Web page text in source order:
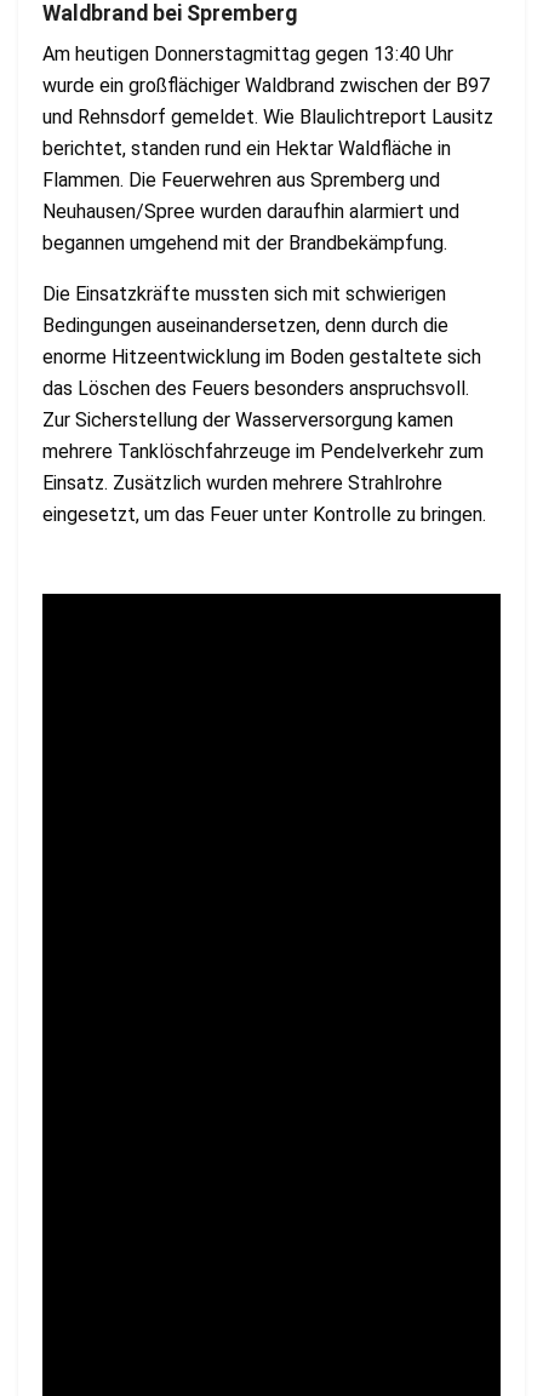
Waldbrand bei Spremberg
Am heutigen Donnerstagmittag gegen 13:40 Uhr
wurde ein großflächiger Waldbrand zwischen der B97
und Rehnsdorf gemeldet. Wie Blaulichtreport Lausitz
berichtet, standen rund ein Hektar Waldfläche in
Flammen. Die Feuerwehren aus Spremberg und
Neuhausen/Spree wurden daraufhin alarmiert und
begannen umgehend mit der Brandbekämpfung.
Die Einsatzkräfte mussten sich mit schwierigen
Bedingungen auseinandersetzen, denn durch die
enorme Hitzeentwicklung im Boden gestaltete sich
das Löschen des Feuers besonders anspruchsvoll.
Zur Sicherstellung der Wasserversorgung kamen
mehrere Tanklöschfahrzeuge im Pendelverkehr zum
Einsatz. Zusätzlich wurden mehrere Strahlrohre
eingesetzt, um das Feuer unter Kontrolle zu bringen.